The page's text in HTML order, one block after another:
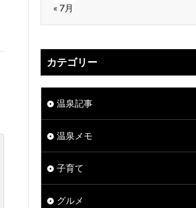
« 7月
カテゴリー
温泉記事
温泉メモ
子育て
グルメ